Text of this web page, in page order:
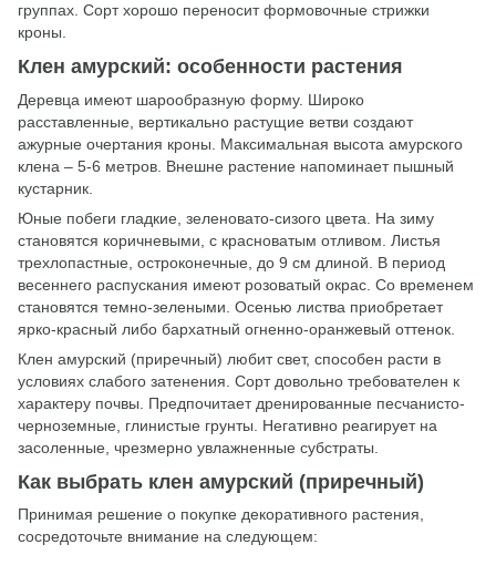
группах. Сорт хорошо переносит формовочные стрижки
кроны.
Клен амурский: особенности растения
Деревца имеют шарообразную форму. Широко
расставленные, вертикально растущие ветви создают
ажурные очертания кроны. Максимальная высота амурского
клена – 5-6 метров. Внешне растение напоминает пышный
кустарник.
Юные побеги гладкие, зеленовато-сизого цвета. На зиму
становятся коричневыми, с красноватым отливом. Листья
трехлопастные, остроконечные, до 9 см длиной. В период
весеннего распускания имеют розоватый окрас. Со временем
становятся темно-зелеными. Осенью листва приобретает
ярко-красный либо бархатный огненно-оранжевый оттенок.
Клен амурский (приречный) любит свет, способен расти в
условиях слабого затенения. Сорт довольно требователен к
характеру почвы. Предпочитает дренированные песчанисто-
черноземные, глинистые грунты. Негативно реагирует на
засоленные, чрезмерно увлажненные субстраты.
Как выбрать клен амурский (приречный)
Принимая решение о покупке декоративного растения,
сосредоточьте внимание на следующем: